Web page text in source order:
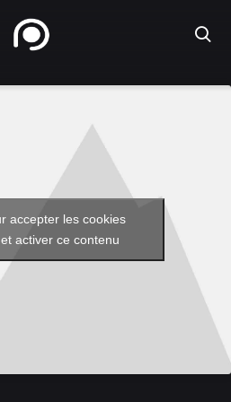
accepter les cookies
activer ce contenu